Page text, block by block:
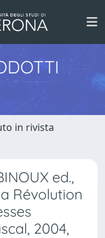
in rivista
ed.,
Révolution
2004,